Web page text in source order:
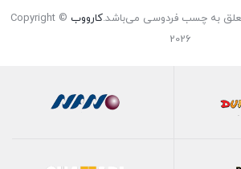
به چسب فردوسی می‌باشد.کارووب Copyright ©
2026